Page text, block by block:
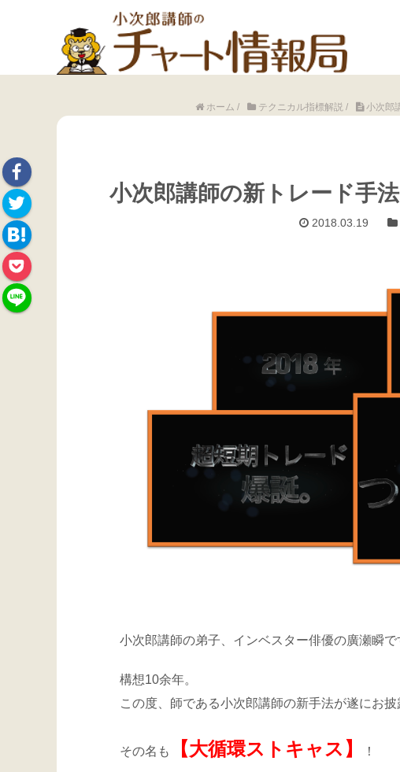
ホーム / テクニカル指標解説/ 小次郎
小次郎講師の新トレード手
2018.03.19
小次郎講師の弟子、インベスター俳優の廣瀬瞬で
構想10余年。
この度、師である小次郎講師の新手法が遂にお
その名も 【大循環ストキャス】 ！
Face
book
Twitte
r
Hate
na
Pock